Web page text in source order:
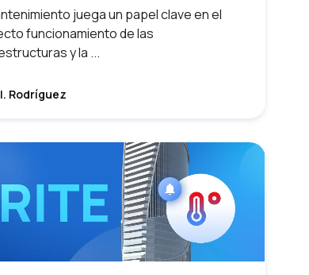
juega un papel clave en el
funcionamiento de las
y la ...
Rodríguez